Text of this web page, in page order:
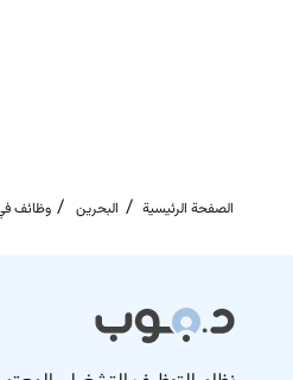
الصفحة الرئيسية البحرين وظائف